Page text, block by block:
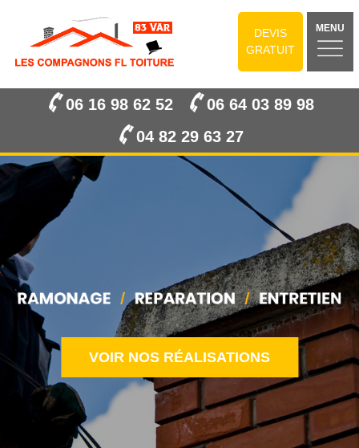
DEVIS
GRATUIT
MENU
06 16 98 62 52
06 64 03 89 98
04 82 29 63 27
VOIR NOS RÉALISATIONS